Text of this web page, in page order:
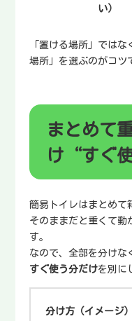
い）
「置ける場所」では
場所」を選ぶのがコツ
まとめて
け“すぐ
簡易トイレはまとめて
そのままだと重くて動
す。
なので、全部を分けな
すぐ使う分だけを別に
分け方（イメージ）